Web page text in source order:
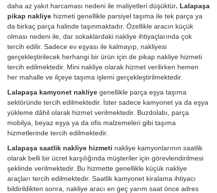
daha az yakıt harcaması nedeni ile maliyetleri düşüktür. Lalapaşa
pikap nakliye hizmeti genellikle parsiyel taşıma ile tek parça ya
da birkaç parça halinde taşınmaktadır. Özellikle aracın küçük
olması nedeni ile, dar sokaklardaki nakliye ihtiyaçlarında çok
tercih edilir. Sadece ev eşyası ile kalmayıp, nakliyesi
gerçekleştirilecek herhangi bir ürün için de pikap nakliye hizmeti
tercih edilmektedir. Mini nakliye olarak hizmet verilirken hemen
her mahalle ve ilçeye taşıma işlemi gerçekleştirilmektedir.
Lalapaşa kamyonet nakliye genellikle parça eşya taşıma
sektöründe tercih edilmektedir. İster sadece kamyonet ya da eşya
yükleme dâhil olarak hizmet verilmektedir. Buzdolabı, parça
mobilya, beyaz eşya ya da ofis malzemeleri gibi taşıma
hizmetlerinde tercih edilmektedir.
Lalapaşa saatlik nakliye hizmeti nakliye kamyonlarının saatlik
olarak belli bir ücret karşılığında müşteriler için görevlendirilmesi
şeklinde verilmektedir. Bu hizmette genellikle küçük nakliye
araçları tercih edilmektedir. Saatlik kamyonet kiralama ihtiyacı
bildirildikten sonra, nakliye aracı en geç yarım saat önce adres